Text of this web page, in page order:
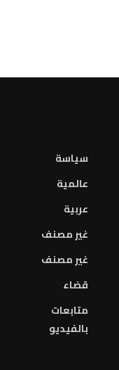
سياسة
عالمية
عربية
غير مصنف
غير مصنف
قضاء
متابعات
بالفيديو